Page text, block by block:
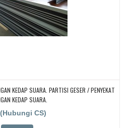
KEDAP SUARA. PARTISI GESER / PENYEKAT
KEDAP SUARA.
CS)